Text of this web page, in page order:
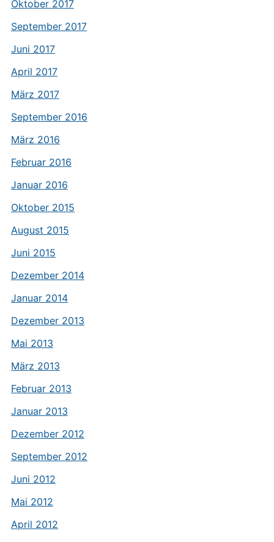
Oktober 2017
September 2017
Juni 2017
April 2017
März 2017
September 2016
März 2016
Februar 2016
Januar 2016
Oktober 2015
August 2015
Juni 2015
Dezember 2014
Januar 2014
Dezember 2013
Mai 2013
März 2013
Februar 2013
Januar 2013
Dezember 2012
September 2012
Juni 2012
Mai 2012
April 2012